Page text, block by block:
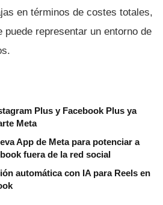
en términos de costes totales,
puede representar un entorno de
Plus y Facebook Plus ya
Meta
App de Meta para potenciar a
fuera de la red social
automática con IA para Reels en